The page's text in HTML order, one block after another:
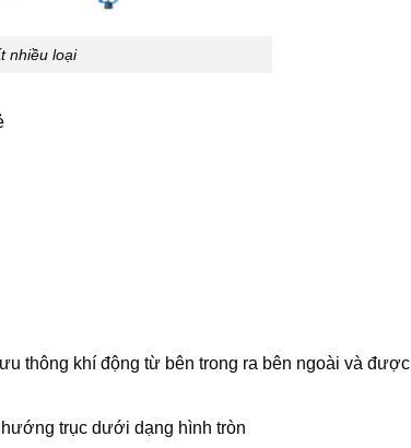
nhiều loại
thông khí động từ bên trong ra bên ngoài và được
trục dưới dạng hình tròn